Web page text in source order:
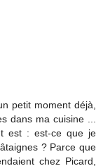
petit moment déjà,
dans ma cuisine ...
est : est-ce que je
? Parce que
chez Picard,